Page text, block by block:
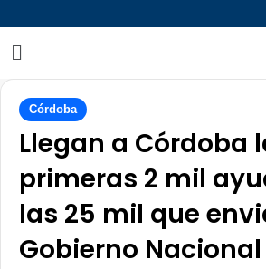
Córdoba
Llegan a Córdoba
primeras 2 mil
las 25 mil que
Gobierno Nacional